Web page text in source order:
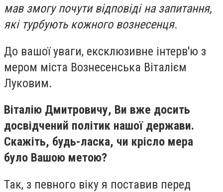
мав змогу почути відповіді на запитання,
які турбують кожного вознесенця.
До вашої уваги, ексклюзивне інтерв'ю з
мером міста Вознесенська Віталієм
Луковим.
Віталію Дмитровичу, Ви вже досить
досвідчений політик нашої держави.
Скажіть, будь-ласка, чи крісло мера
було Вашою метою?
Так, з певного віку я поставив перед